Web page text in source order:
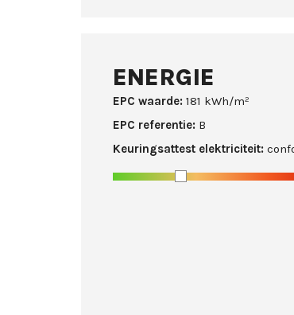
ENERGIE
EPC waarde: 181 kWh/m²
EPC referentie: B
Keuringsattest elektriciteit: